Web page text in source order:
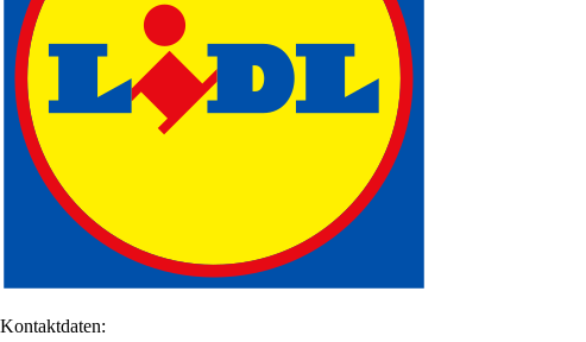
Kontaktdaten: